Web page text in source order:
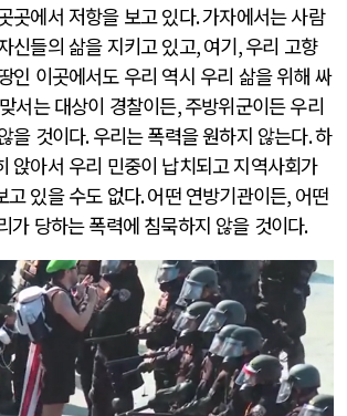
곳에서 저항을 보고 있다.가자에서는 사람
신들의 삶을 지키고 있고,여기,우리 고향
인 이곳에서도 우리 역시 우리 삶을 위해 싸
서는 대상이 경찰이든,주방위군이든 우리
을 것이다.우리는 폭력을 원하지 않는다.하
앉아서 우리 민중이 납치되고 지역사회가
고 있을 수도 없다.어떤 연방기관이든, 어떤
가 당하는 폭력에 침묵하지 않을 것이다.